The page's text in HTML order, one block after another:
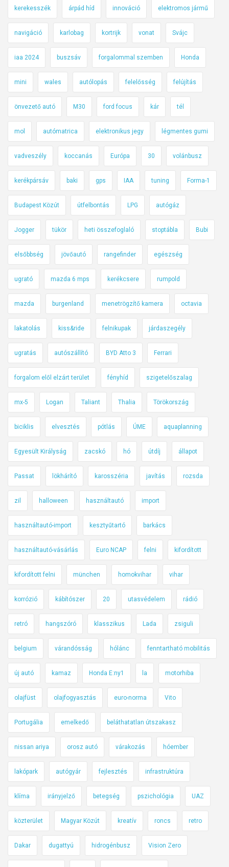
kerekesszék árpád híd innováció elektromos jármű
navigáció karlobag kortrijk vonat Svájc
iaa 2024 buszsáv forgalommal szemben Honda
mini wales autólopás felelősség felújítás
önvezető autó M30 ford focus kár tél
mol autómatrica elektronikus jegy légmentes gumi
vadveszély koccanás Európa 30 volánbusz
kerékpársáv baki gps IAA tuning Forma-1
Budapest Közút útfelbontás LPG autógáz
Jogger tükör heti összefoglaló stoptábla Bubi
elsőbbség jövőautó rangefinder egészség
ugrató mazda 6 mps kerékcsere rumpold
mazda burgenland menetrögzítő kamera octavia
lakatolás kiss&ride felnikupak járdaszegély
ugratás autószállító BYD Atto 3 Ferrari
forgalom elől elzárt terület fényhíd szigetelőszalag
mx-5 Logan Taliant Thalia Törökország
biciklis elvesztés pótlás ÚME aquaplanning
Egyesült Királyság zacskó hó útdíj állapot
Passat lökhárító karosszéria javítás rozsda
zil halloween használtautó import
használtautó-import kesztyűtartó barkács
használtautó-vásárlás Euro NCAP felni kifordított
kifordított felni münchen homokvihar vihar
korrózió kábítószer 20 utasvédelem rádió
retró hangszóró klasszikus Lada zsiguli
belgium várandósság hólánc fenntartható mobilitás
új autó kamaz Honda E:ny1 la motorhiba
olajfüst olajfogyasztás euro-norma Vito
Portugália emelkedő beláthatatlan útszakasz
nissan ariya orosz autó várakozás hóember
lakópark autógyár fejlesztés infrastruktúra
klíma irányjelző betegség pszichológia UAZ
közterület Magyar Közút kreatív roncs retro
Dakar dugattyú hidrogénbusz Vision Zero